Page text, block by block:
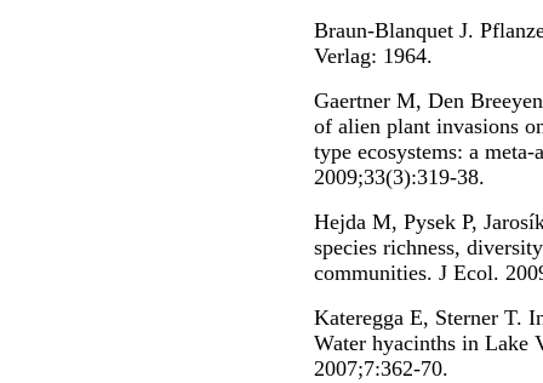
Braun-Blanquet J.
Verlag: 1964.
Gaertner M, Den
of alien plant invasions
type ecosystems: a
2009;33(3):319-38.
Hejda M, Pysek P,
species richness,
communities. J Ecol.
Kateregga E, Sterner T.
Water hyacinths in Lake
2007;7:362-70.